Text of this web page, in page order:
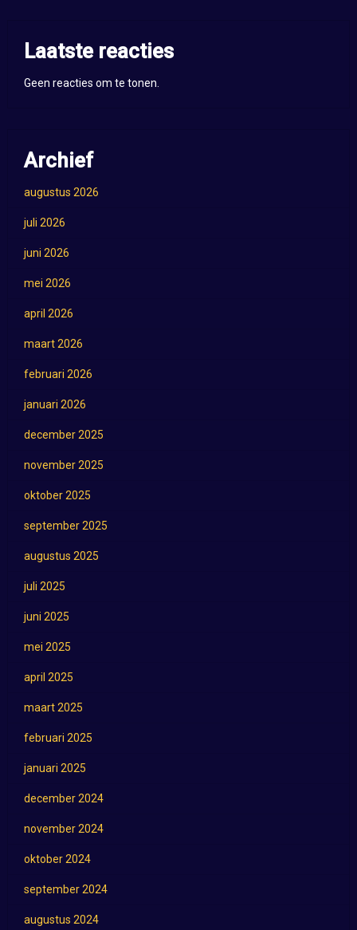
Laatste reacties
Geen reacties om te tonen.
Archief
augustus 2026
juli 2026
juni 2026
mei 2026
april 2026
maart 2026
februari 2026
januari 2026
december 2025
november 2025
oktober 2025
september 2025
augustus 2025
juli 2025
juni 2025
mei 2025
april 2025
maart 2025
februari 2025
januari 2025
december 2024
november 2024
oktober 2024
september 2024
augustus 2024